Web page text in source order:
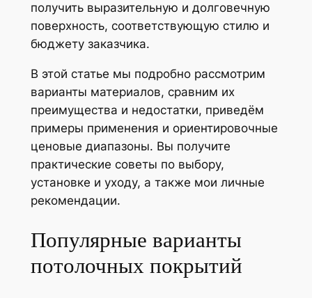
получить выразительную и долговечную
поверхность, соответствующую стилю и
бюджету заказчика.
В этой статье мы подробно рассмотрим
варианты материалов, сравним их
преимущества и недостатки, приведём
примеры применения и ориентировочные
ценовые диапазоны. Вы получите
практические советы по выбору,
установке и уходу, а также мои личные
рекомендации.
Популярные варианты
потолочных покрытий